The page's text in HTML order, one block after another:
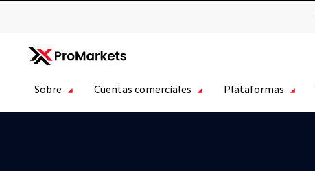
Sobre Cuentas comerciales Plataformas